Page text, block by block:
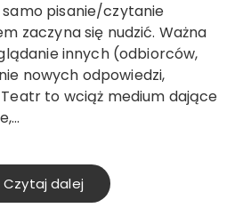
pisanie/czytanie
zaczyna się nudzić. Ważna
innych (odbiorców,
nowych odpowiedzi,
to wciąż medium dające
Czytaj dalej